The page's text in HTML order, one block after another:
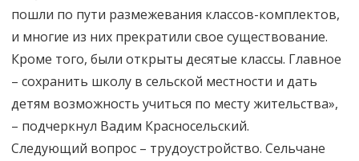
пошли по пути размежевания классов-комплектов,
и многие из них прекратили свое существование.
Кроме того, были открыты десятые классы. Главное
– сохранить школу в сельской местности и дать
детям возможность учиться по месту жительства»,
– подчеркнул Вадим Красносельский.
Следующий вопрос – трудоустройство. Сельчане